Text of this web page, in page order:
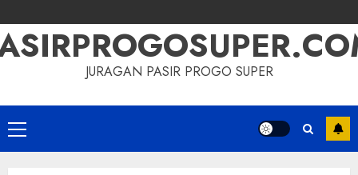
JURAGAN PASIR PROGO SUPER
Primary
Menu